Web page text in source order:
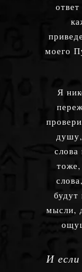
моего
Я
мысли,
И если